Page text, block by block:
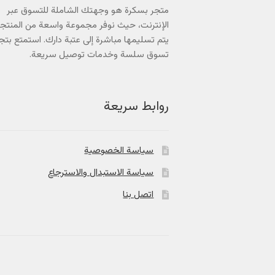
متجر بسكرة هو وجهتك الشاملة للتسوق عبر
الإنترنت، حيث نوفر مجموعة واسعة من
يتم تسليمها مباشرة إلى عتبة دارك. استمتع
تسوق سلسة وخدمات توصيل سريعة.
روابط سريعة
سياسة الخصوصية
سياسة الاستبدال والاسترجاع
اتصل بنا